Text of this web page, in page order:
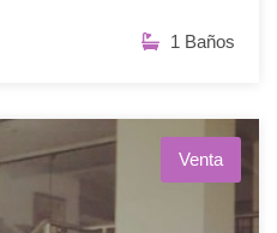
1 Baños
Venta